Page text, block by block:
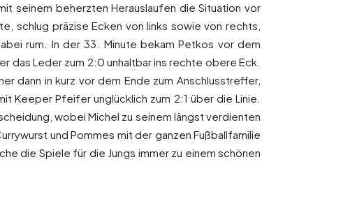
seinem beherzten Herauslaufen die Situation vor
schlug präzise Ecken von links sowie von rechts,
rum. In der 33. Minute bekam Petkos vor dem
das Leder zum 2:0 unhaltbar ins rechte obere Eck.
dann in kurz vor dem Ende zum Anschlusstreffer,
Keeper Pfeifer unglücklich zum 2:1 über die Linie.
wobei Michel zu seinem längst verdienten
und Pommes mit der ganzen Fußballfamilie
die Spiele für die Jungs immer zu einem schönen